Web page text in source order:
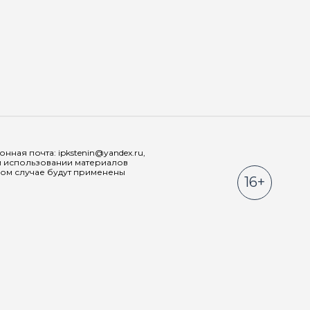
почта: ipkstenin@yandex.ru,
материалов
случае будут применены
16+